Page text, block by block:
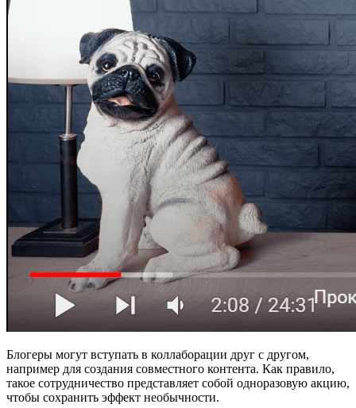
Блогеры могут вступать в коллаборации друг с другом,
например для создания совместного контента. Как правило,
такое сотрудничество представляет собой одноразовую акцию,
чтобы сохранить эффект необычности.